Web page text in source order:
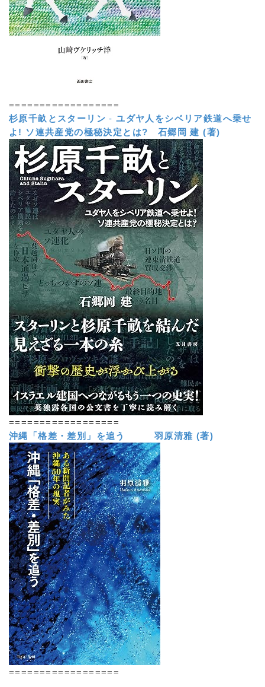
==================
杉原千畝とスターリン -ユダヤ人をシベリア鉄道へ乗せ
よ! ソ連共産党の極秘決定とは?
石郷岡 建 (著)
==================
沖縄「格差・差別」を追う 羽原清雅 (著)
==================